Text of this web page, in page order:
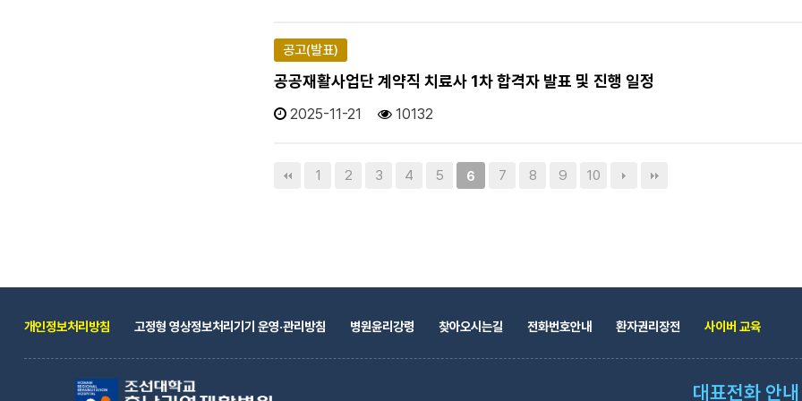
공고(발표)
공공재활사업단 계약직 치료사 1차 합격자 발표 및 진행 일정
2025-11-21 10132
1 2 3 4 5 6 7 8 9 10
개인정보처리방침 고정형 영상정보처리기기 운영·관리방침 병원윤리강령 찾아오시는길 전화번호안내 환자권리장전 사이버 교육
대표전화 안내